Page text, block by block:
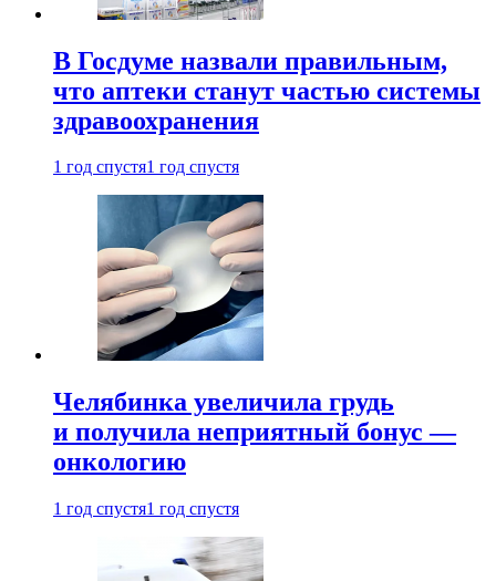
В Госдуме назвали правильным,
что аптеки станут частью системы
здравоохранения
1 год спустя1 год спустя
Челябинка увеличила грудь
и получила неприятный бонус —
онкологию
1 год спустя1 год спустя